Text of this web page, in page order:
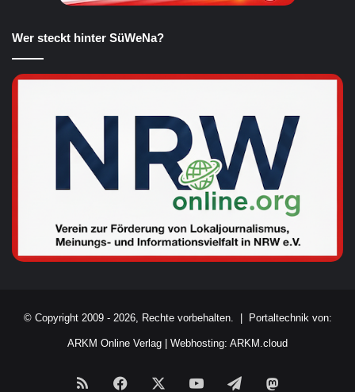
Wer steckt hinter SüWeNa?
© Copyright 2009 - 2026, Rechte vorbehalten. | Portaltechnik von:
ARKM Online Verlag Webhosting: ARKM.cloud
RSS Facebook YouTubeTelegram